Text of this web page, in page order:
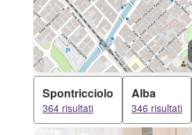
Spontricciolo
364 risultati
Alba
346 risultati